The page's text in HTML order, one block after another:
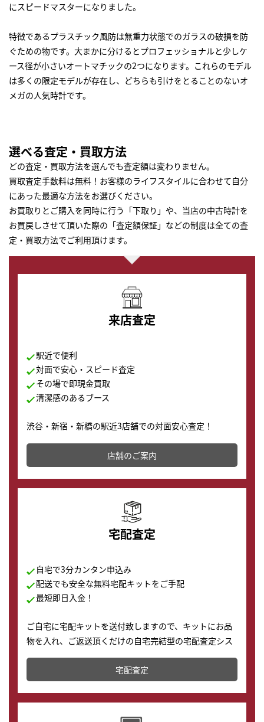
にスピードマスターになりました。
特徴であるプラスチック風防は無重力状態でのガラスの破損を防
ぐための物です。大まかに分けるとプロフェッショナルと少しケ
ース径が小さいオートマチックの2つになります。これらのモデル
は多くの限定モデルが存在し、どちらも引けをとることのないオ
メガの人気時計です。
選べる査定・買取方法
どの査定・買取方法を選んでも査定額は変わりません。
買取査定手数料は無料！お客様のライフスタイルに合わせて自分
にあった最適な方法をお選びください。
お買取りとご購入を同時に行う「下取り」や、当店の中古時計を
お買戻しさせて頂いた際の「査定額保証」などの制度は全ての査
定・買取方法でご利用頂けます。
来店査定
駅近で便利
対面で安心・スピード査定
その場で即現金買取
清潔感のあるブース
渋谷・新宿・新橋の駅近3店舗での対面安心査定！
その場で現金買取致します。渋谷本店では、時計販売の
店舗を併設しており、下取りに出してお得に新しい時計
の購入もできます♪
店舗のご案内
宅配査定
自宅で3分カンタン申込み
配送でも安全な無料宅配キットをご手配
最短即日入金！
ご自宅に宅配キットを送付致しますので、キットにお品
物を入れ、ご返送頂くだけの自宅完結型の宅配査定シス
テムです。
配送でも簡単&安全に査定・買取に出すことが可能で
す。
宅配査定